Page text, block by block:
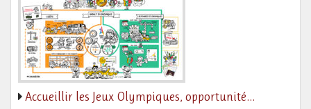
Accueillir les Jeux Olympiques, opportunité…